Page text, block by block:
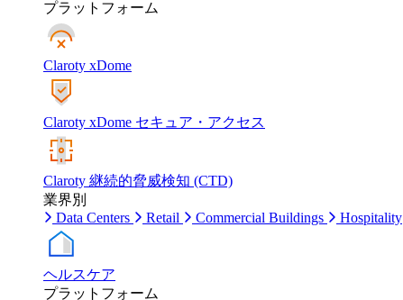
プラットフォーム
Claroty xDome
Claroty xDome セキュア・アクセス
Claroty 継続的脅威検知 (CTD)
業界別
Data Centers
Retail Commercial Buildings Hospitality
ヘルスケア
プラットフォーム